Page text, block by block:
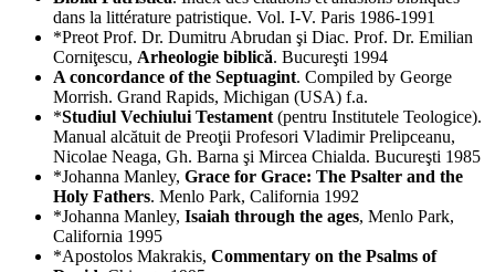
dans la littérature patristique. Vol. I-V. Paris 1986-1991
*Preot Prof. Dr. Dumitru Abrudan şi Diac. Prof. Dr. Emilian
Corniţescu, Arheologie biblică. Bucureşti 1994
A concordance of the Septuagint. Compiled by George
Morrish. Grand Rapids, Michigan (USA) f.a.
*Studiul Vechiului Testament (pentru Institutele Teologice).
Manual alcătuit de Preoţii Profesori Vladimir Prelipceanu,
Nicolae Neaga, Gh. Barna şi Mircea Chialda. Bucureşti 1985
*Johanna Manley, Grace for Grace: The Psalter and the
Holy Fathers. Menlo Park, California 1992
*Johanna Manley, Isaiah through the ages, Menlo Park,
California 1995
*Apostolos Makrakis, Commentary on the Psalms of